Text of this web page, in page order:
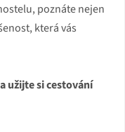
poznáte nejen
která vás
užijte si cestování